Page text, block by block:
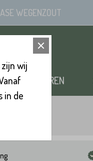
WEGENZOUT
wij
in de